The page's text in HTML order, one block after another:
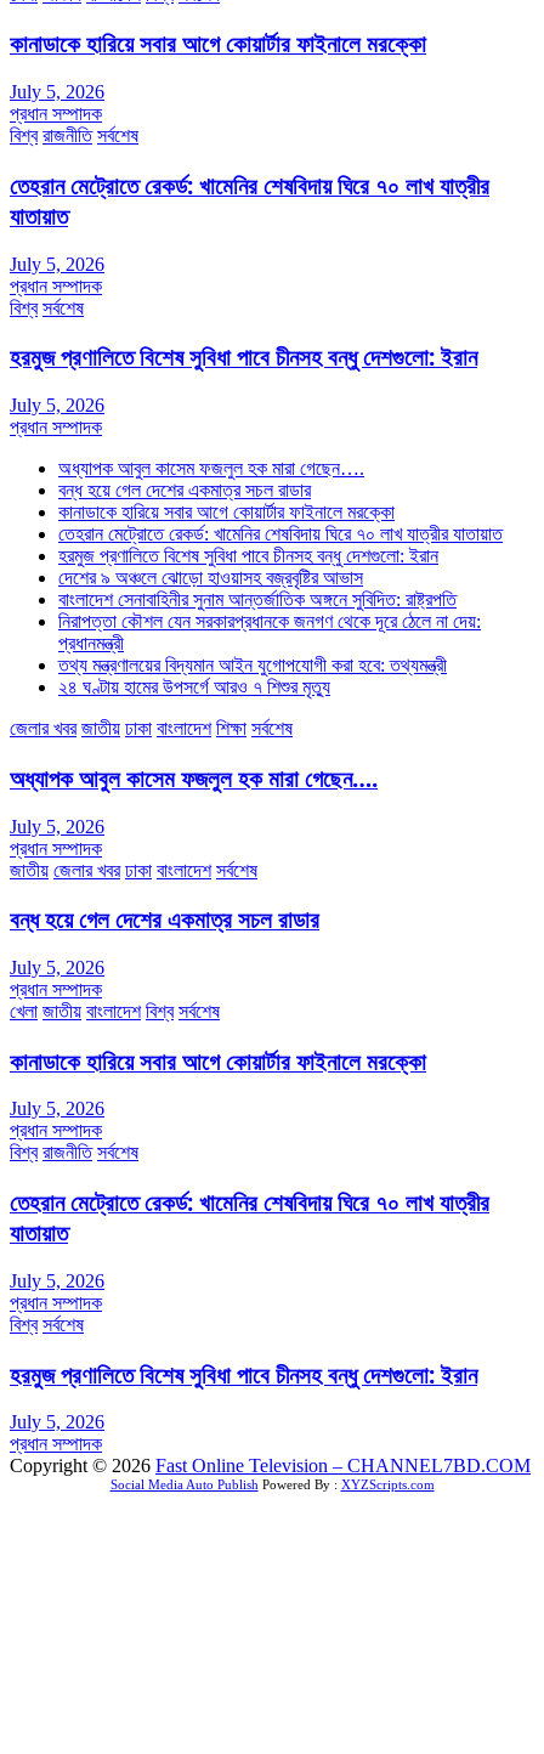
কানাডাকে হারিয়ে সবার আগে কোয়ার্টার ফাইনালে মরক্কো
July 5, 2026
প্রধান সম্পাদক
বিশ্ব রাজনীতি সর্বশেষ
তেহরান মেট্রোতে রেকর্ড: খামেনির শেষবিদায় ঘিরে ৭০ লাখ যাত্রীর
যাতায়াত
July 5, 2026
প্রধান সম্পাদক
বিশ্ব সর্বশেষ
হরমুজ প্রণালিতে বিশেষ সুবিধা পাবে চীনসহ বন্ধু দেশগুলো: ইরান
July 5, 2026
প্রধান সম্পাদক
অধ্যাপক আবুল কাসেম ফজলুল হক মারা গেছেন….
বন্ধ হয়ে গেল দেশের একমাত্র সচল রাডার
কানাডাকে হারিয়ে সবার আগে কোয়ার্টার ফাইনালে মরক্কো
তেহরান মেট্রোতে রেকর্ড: খামেনির শেষবিদায় ঘিরে ৭০ লাখ যাত্রীর যাতায়াত
হরমুজ প্রণালিতে বিশেষ সুবিধা পাবে চীনসহ বন্ধু দেশগুলো: ইরান
দেশের ৯ অঞ্চলে ঝোড়ো হাওয়াসহ বজ্রবৃষ্টির আভাস
বাংলাদেশ সেনাবাহিনীর সুনাম আন্তর্জাতিক অঙ্গনে সুবিদিত: রাষ্ট্রপতি
নিরাপত্তা কৌশল যেন সরকারপ্রধানকে জনগণ থেকে দূরে ঠেলে না দেয়:
প্রধানমন্ত্রী
তথ্য মন্ত্রণালয়ের বিদ্যমান আইন যুগোপযোগী করা হবে: তথ্যমন্ত্রী
২৪ ঘণ্টায় হামের উপসর্গে আরও ৭ শিশুর মৃত্যু
জেলার খবর জাতীয় ঢাকা বাংলাদেশ শিক্ষা সর্বশেষ
অধ্যাপক আবুল কাসেম ফজলুল হক মারা গেছেন….
July 5, 2026
প্রধান সম্পাদক
জাতীয় জেলার খবর ঢাকা বাংলাদেশ সর্বশেষ
বন্ধ হয়ে গেল দেশের একমাত্র সচল রাডার
July 5, 2026
প্রধান সম্পাদক
খেলা জাতীয় বাংলাদেশ বিশ্ব সর্বশেষ
কানাডাকে হারিয়ে সবার আগে কোয়ার্টার ফাইনালে মরক্কো
July 5, 2026
প্রধান সম্পাদক
বিশ্ব রাজনীতি সর্বশেষ
তেহরান মেট্রোতে রেকর্ড: খামেনির শেষবিদায় ঘিরে ৭০ লাখ যাত্রীর
যাতায়াত
July 5, 2026
প্রধান সম্পাদক
বিশ্ব সর্বশেষ
হরমুজ প্রণালিতে বিশেষ সুবিধা পাবে চীনসহ বন্ধু দেশগুলো: ইরান
July 5, 2026
প্রধান সম্পাদক
Copyright © 2026 Fast Online Television – CHANNEL7BD.COM
Social Media Auto Publish Powered By : XYZScripts.com